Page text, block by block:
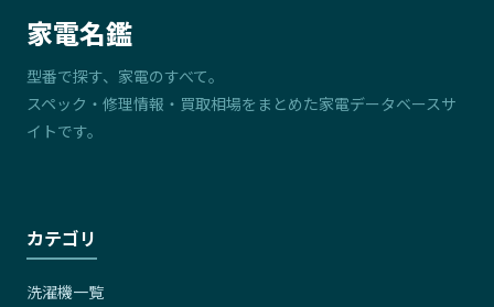
家電名鑑
型番で探す、家電のすべて。
スペック・修理情報・買取相場をまとめた家電データベースサ
イトです。
カテゴリ
洗濯機一覧